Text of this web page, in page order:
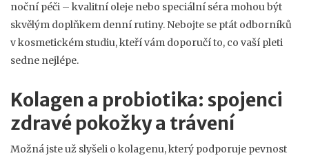
noční péči – kvalitní oleje nebo speciální séra mohou být
skvělým doplňkem denní rutiny. Nebojte se ptát odborníků
v kosmetickém studiu, kteří vám doporučí to, co vaší pleti
sedne nejlépe.
Kolagen a probiotika: spojenci
zdravé pokožky a trávení
Možná jste už slyšeli o kolagenu, který podporuje pevnost